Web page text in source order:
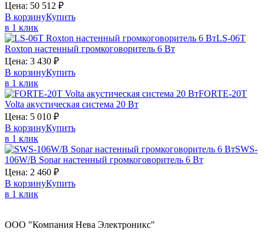
Цена: 50 512 ₽
В корзинуКупить
в 1 клик
LS-06T
Roxton настенный громкоговоритель 6 Вт
Цена: 3 430 ₽
В корзинуКупить
в 1 клик
FORTE-20T
Volta акустическая система 20 Вт
Цена: 5 010 ₽
В корзинуКупить
в 1 клик
SWS-
106W/B Sonarнастенный громкоговоритель 6 Вт
Цена: 2 460 ₽
В корзинуКупить
в 1 клик
ООО "Компания Нева Электроникс"